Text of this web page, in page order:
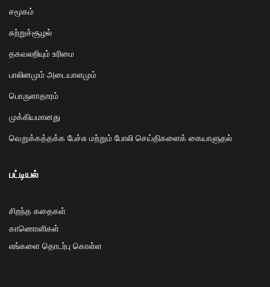
சமூகம்
சுற்றுச்சூழல்
தகவலறியும் உரிமை
பாலினமும் அடையாளமும்
பொருளாதாரம்
முக்கியமானது
வெறுக்கத்தக்க பேச்சு மற்றும் போலி செய்திகளைக் கையாளுதல்
பட்டியல்
சிறந்த கதைகள்
காணொளிகள்
எங்களை தொடர்பு கொள்ள